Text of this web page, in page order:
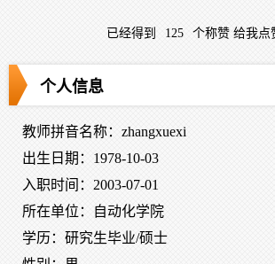
已经得到 125 个称赞 给我点
个人信息
教师拼音名称：zhangxuexi
出生日期：1978-10-03
入职时间：2003-07-01
所在单位：自动化学院
学历：研究生毕业/硕士